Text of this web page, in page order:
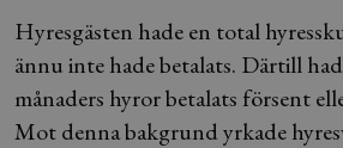
Hyresgästen hade en total
ännu inte hade betalats. Därtill
månaders hyror betalats försent
Mot denna bakgrund yrkade